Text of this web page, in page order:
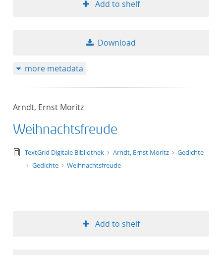
Add to shelf
Download
more metadata
Arndt, Ernst Moritz
Weihnachtsfreude
text/tg.edition+tg.aggregation+xml
TextGrid Digitale Bibliothek Arndt, Ernst Moritz
Gedichte
Gedichte
Weihnachtsfreude
Add to shelf